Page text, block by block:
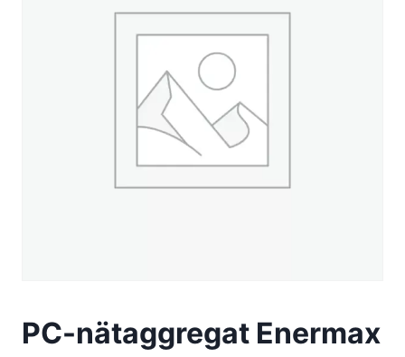
PC-nätaggregat Enermax